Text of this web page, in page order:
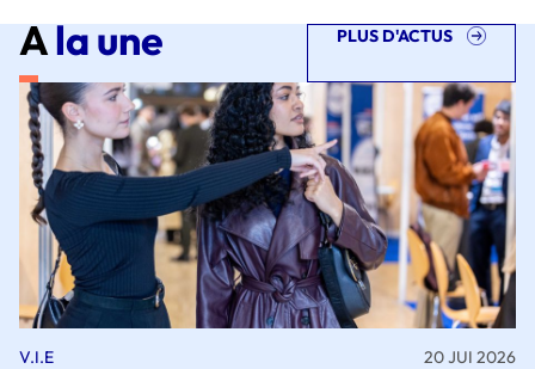
Ala une PLUS D'ACTUS
V.I.E 20 JUI 2026